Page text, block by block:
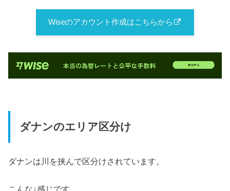
Wiseのアカウント作成はこちらから
ダナンのエリア区分け
ダナンは川を挟んで区分けされています。
こんな↓感じです。